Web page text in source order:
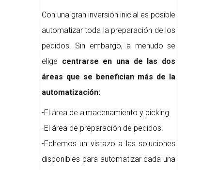
Con una gran inversión inicial es posible
automatizar toda la preparación de los
pedidos. Sin embargo, a menudo se
elige centrarse en una de las dos
áreas que se benefician más de la
automatización:
-El área de almacenamiento y picking.
-El área de preparación de pedidos.
-Echemos un vistazo a las soluciones
disponibles para automatizar cada una